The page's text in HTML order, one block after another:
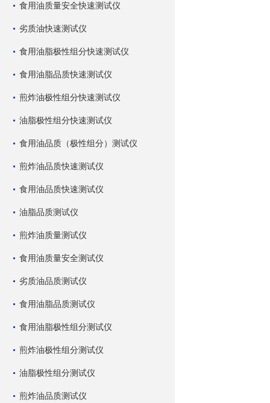
食用油质量安全快速测试仪
劣质油快速测试仪
食用油脂极性组分快速测试仪
食用油脂品质快速测试仪
煎炸油极性组分快速测试仪
油脂极性组分快速测试仪
食用油品质（极性组分）测试仪
煎炸油品质快速测试仪
食用油品质快速测试仪
油脂品质测试仪
煎炸油质量测试仪
食用油质量安全测试仪
劣质油品质测试仪
食用油脂品质测试仪
食用油脂极性组分测试仪
煎炸油极性组分测试仪
油脂极性组分测试仪
煎炸油品质测试仪